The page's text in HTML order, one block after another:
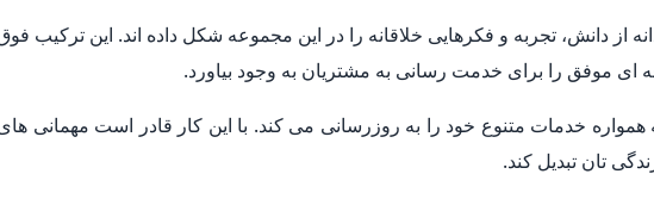
از دانش، تجربه و فکرهایی خلاقانه را در این مجموعه شکل داده اند. این ترکیب
ای موفق را برای خدمت رسانی به مشتریان به وجود بیاورد.
خدمات متنوع خود را به روزرسانی می کند. با این کار قادر است مهمانی
تان تبدیل کند.